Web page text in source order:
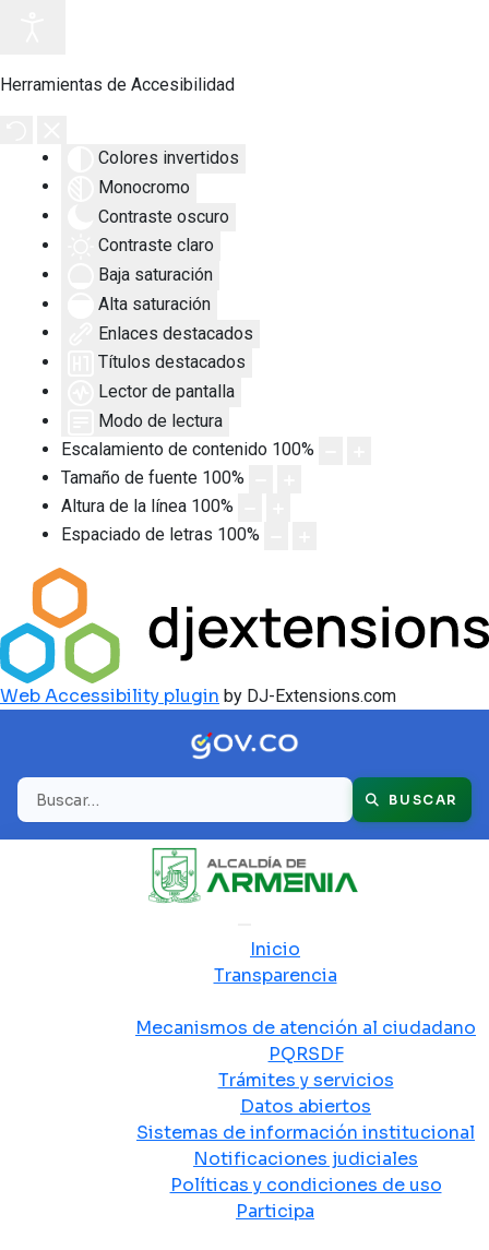
Herramientas de Accesibilidad
Colores invertidos
Monocromo
Contraste oscuro
Contraste claro
Baja saturación
Alta saturación
Enlaces destacados
Títulos destacados
Lector de pantalla
Modo de lectura
Escalamiento de contenido 100%
Tamaño de fuente 100%
Altura de la línea 100%
Espaciado de letras 100%
Web Accessibility plugin by DJ-Extensions.com
Buscar BUSCAR
Inicio
Transparencia
Mecanismos de atención al ciudadano
PQRSDF
Trámites y servicios
Datos abiertos
Sistemas de información institucional
Notificaciones judiciales
Políticas y condiciones de uso
Participa